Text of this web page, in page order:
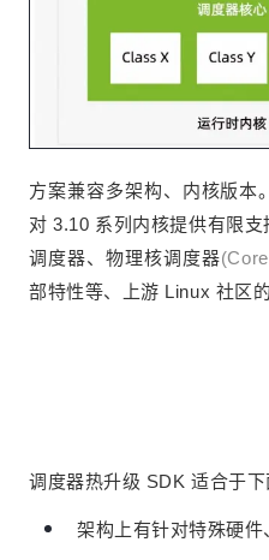
方案兼容多架构、内核版本
对 3.10 系列内核提供有限
调度器、物理核调度器
部特性等、上游 Linux 社区
调度器热升级 SDK 适合于
架构上有针对特殊硬